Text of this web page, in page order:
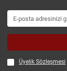
Üyelik Sözleşmesi